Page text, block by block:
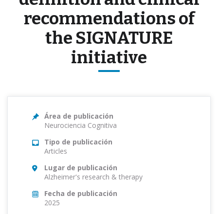
recommendations of
the SIGNATURE
initiative
Área de publicación
Neurociencia Cognitiva
Tipo de publicación
Articles
Lugar de publicación
Alzheimer's research & therapy
Fecha de publicación
2025